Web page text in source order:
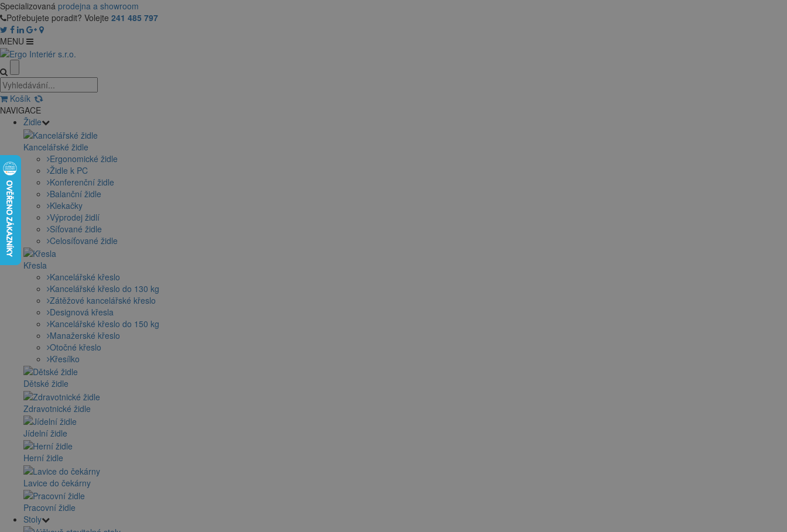
Specializovaná prodejna a showroom
Potřebujete poradit? Volejte 241 485 797
MENU
Košík
NAVIGACE
Židle
Kancelářské židle
Ergonomické židle
Židle k PC
Konferenční židle
Balanční židle
Klekačky
Výprodej židlí
Síťované židle
Celosíťované židle
Křesla
Kancelářské křeslo
Kancelářské křeslo do 130 kg
Zátěžové kancelářské křeslo
Designová křesla
Kancelářské křeslo do 150 kg
Manažerské křeslo
Otočné křeslo
Křesílko
Dětské židle
Zdravotnické židle
Jídelní židle
Herní židle
Lavice do čekárny
Pracovní židle
Stoly